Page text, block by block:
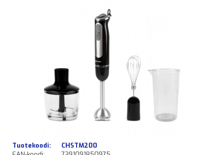
Tuotekoodi:
CHSTM200